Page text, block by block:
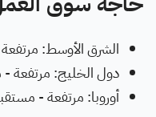
الشرق الأوسط:
دول الخليج: مرتفعة
أوروبا: مرتفعة -